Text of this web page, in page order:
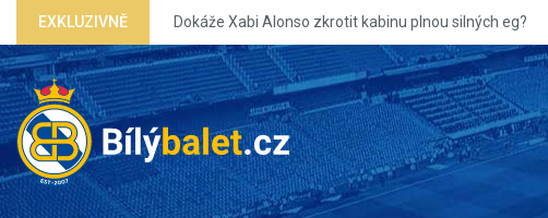
EXKLUZIVNĚ
Dokáže Xabi Alonso zkrotit kabinu plnou silných eg?